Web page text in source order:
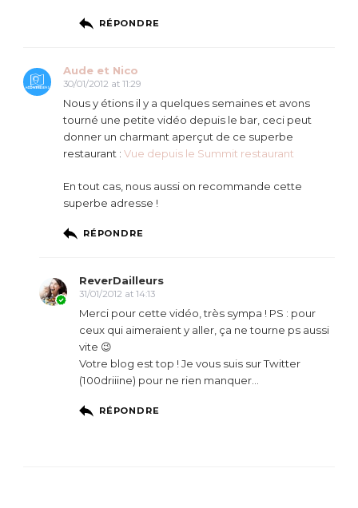
RÉPONDRE
Aude et Nico
30/01/2012 at 11:29
Nous y étions il y a quelques semaines et avons
tourné une petite vidéo depuis le bar, ceci peut
donner un charmant aperçut de ce superbe
restaurant : Vue depuis le Summit restaurant
En tout cas, nous aussi on recommande cette
superbe adresse !
RÉPONDRE
ReverDailleurs
31/01/2012 at 14:13
Merci pour cette vidéo, très sympa ! PS : pour
ceux qui aimeraient y aller, ça ne tourne ps aussi
vite 😉
Votre blog est top ! Je vous suis sur Twitter
(100driiine) pour ne rien manquer…
RÉPONDRE